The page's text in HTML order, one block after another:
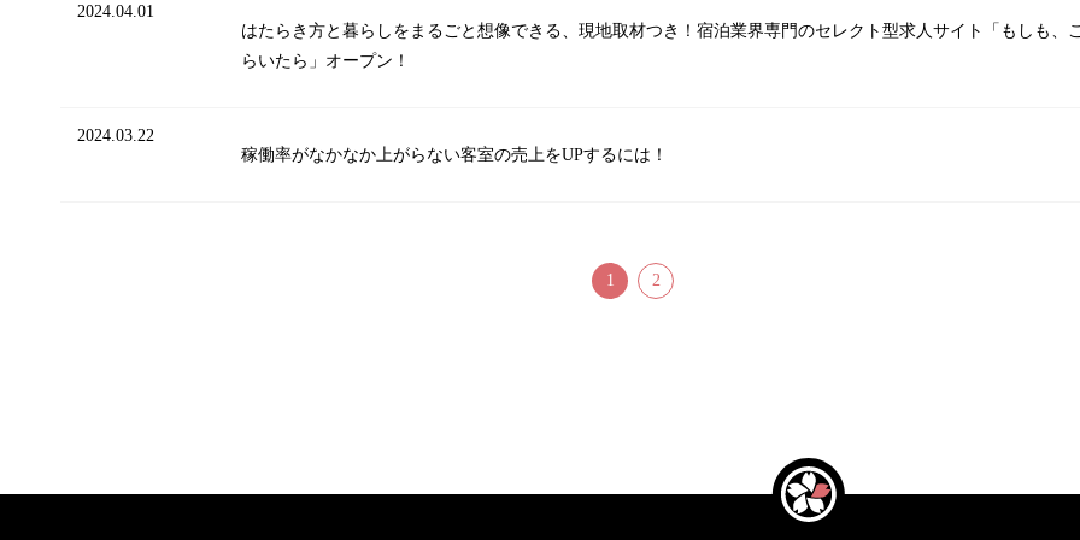
2024.04.01
はたらき方と暮らしをまるごと想像できる、現地取材つき！宿泊業界専門のセレクト型求人サイト「もしも、
らいたら」オープン！
2024.03.22
稼働率がなかなか上がらない客室の売上をUPするには！
1 2